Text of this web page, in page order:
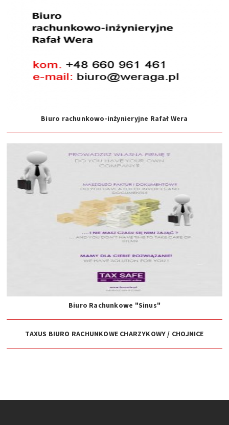
Biuro rachunkowo-inżynieryjne Rafał Wera
Biuro Rachunkowe "Sinus"
TAXUS BIURO RACHUNKOWE CHARZYKOWY / CHOJNICE